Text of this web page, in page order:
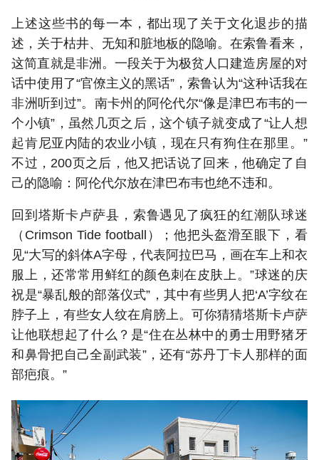
上述这些书的每一本，都出现了关于文化退步的描
述，关于枯井、无知和脏地板的隐喻。在索鲁看来，
这简直就是非洲。一段关于为极贫人口建造房屋的对
话中使用了“官僚主义的黑话”，索鲁认为“这种话我在
非洲听到过”。南卡州的阿伦代尔“像是津巴布韦的一
个小镇”，虽然几页之后，这个镇子就变成了“让人想
起肯尼亚内陆的农业小镇，现在只有狗住在那里。”
不过，200页之后，他又把话说了回来，他确定了自
己的隐喻：阿伦代尔放在津巴布韦也绝不违和。
回到塔斯卡卢萨县，索鲁遇见了疯狂的红潮队球迷
（Crimson Tide football）；他把头盔滑至眼下，看
见“大写的斜体A字母，代表阿拉巴马，画在车上和衣
服上，还常常用鲜红的颜色刺在皮肤上。”球迷的庆
祝是“暴乱般的部落仪式”，其中有些男人把‘A’字纹在
脖子上，有些女人纹在肩膀上。可你猜猜塔斯卡卢萨
让他联想起了什么？是“住在丛林中的勇士用野猪牙
和鼻骨把自己全副武装”，还有“苏丹丁卡人那样的面
部疤痕。”